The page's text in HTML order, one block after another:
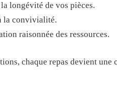
longévité de vos pièces.
la convivialité.
raisonnée des ressources.
chaque repas devient une